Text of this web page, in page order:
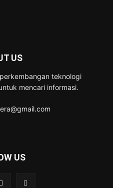
US
teknologi
mencari informasi.
US